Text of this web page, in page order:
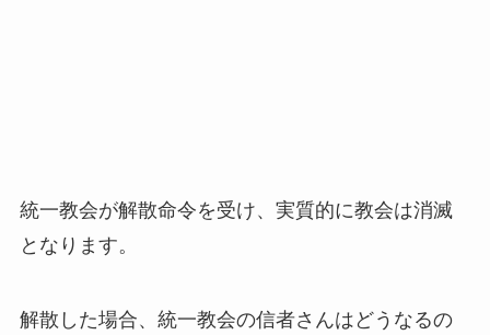
統一教会が解散命令を受け、実質的に教会は消滅
となります。
解散した場合、統一教会の信者さんはどうなるの